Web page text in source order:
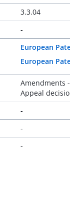
3.3.04
-
European
European
Amendments
Appeal
-
-
-